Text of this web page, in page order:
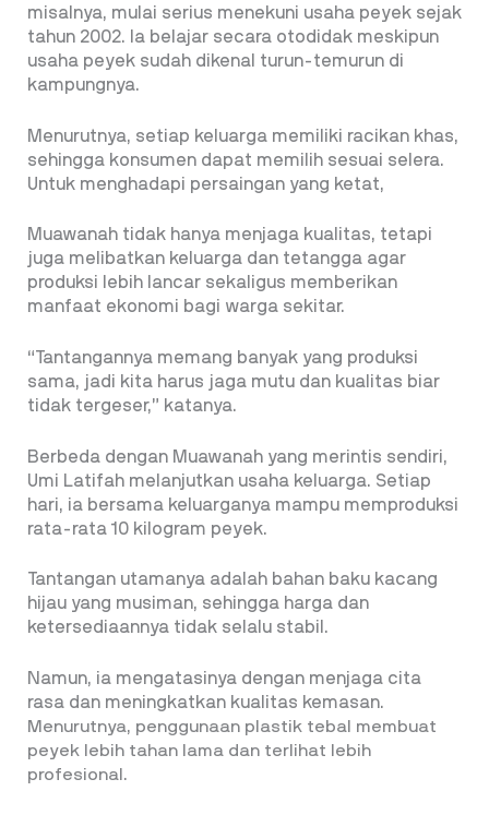
misalnya, mulai serius menekuni usaha peyek sejak
tahun 2002. Ia belajar secara otodidak meskipun
usaha peyek sudah dikenal turun-temurun di
kampungnya.
Menurutnya, setiap keluarga memiliki racikan khas,
sehingga konsumen dapat memilih sesuai selera.
Untuk menghadapi persaingan yang ketat,
Muawanah tidak hanya menjaga kualitas, tetapi
juga melibatkan keluarga dan tetangga agar
produksi lebih lancar sekaligus memberikan
manfaat ekonomi bagi warga sekitar.
“Tantangannya memang banyak yang produksi
sama, jadi kita harus jaga mutu dan kualitas biar
tidak tergeser,” katanya.
Berbeda dengan Muawanah yang merintis sendiri,
Umi Latifah melanjutkan usaha keluarga. Setiap
hari, ia bersama keluarganya mampu memproduksi
rata-rata 10 kilogram peyek.
Tantangan utamanya adalah bahan baku kacang
hijau yang musiman, sehingga harga dan
ketersediaannya tidak selalu stabil.
Namun, ia mengatasinya dengan menjaga cita
rasa dan meningkatkan kualitas kemasan.
Menurutnya, penggunaan plastik tebal membuat
peyek lebih tahan lama dan terlihat lebih
profesional.